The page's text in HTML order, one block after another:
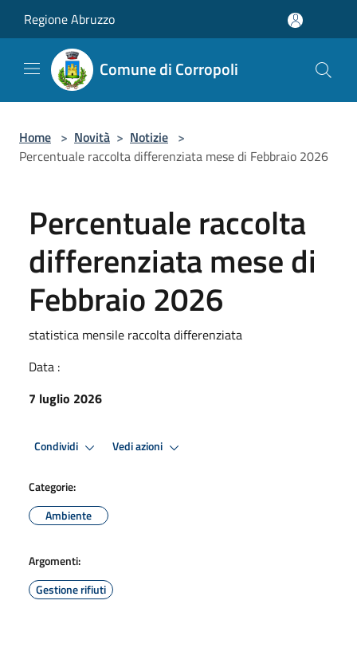
Regione Abruzzo
Comune di Corropoli
Home > Novità > Notizie >
Percentuale raccolta differenziata mese di Febbraio 2026
Percentuale raccolta
differenziata mese di
Febbraio 2026
statistica mensile raccolta differenziata
Data :
7 luglio 2026
Condividi Vedi azioni
Categorie:
Ambiente
Argomenti:
Gestione rifiuti